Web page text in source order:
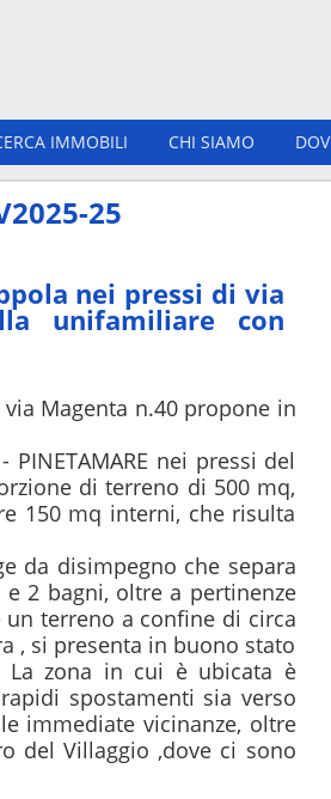
IMMOBILI CHI SIAMO
25
nei pressi di via
unifamiliare con
Magenta n.40 propone in
nei pressi del
di terreno di 500 mq,
150 mq interni, che risulta
da disimpegno che separa
2 bagni, oltre a pertinenze
un terreno a confine di circa
, si presenta in buono stato
La zona in cui è ubicata è
spostamenti sia verso
immediate vicinanze, oltre
del Villaggio ,dove ci sono